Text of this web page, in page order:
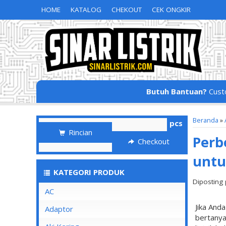
HOME KATALOG CHEKOUT CEK ONGKIR
Butuh Bantuan?
Beranda »
Diposting
Jika
pcs
Rincian
Checkout
KATEGORI PRODUK
AC
Adaptor